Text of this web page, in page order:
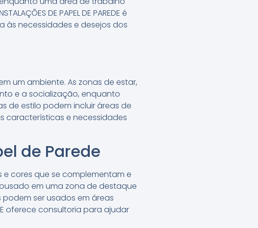
DE PAPEL DE PAREDE é
às necessidades e desejos dos
um ambiente. As zonas de estar,
e a socialização, enquanto
de estilo podem incluir áreas de
características e necessidades
de Parede
cores que se complementam e
em uma zona de destaque
ser usados em áreas
oferece consultoria para ajudar